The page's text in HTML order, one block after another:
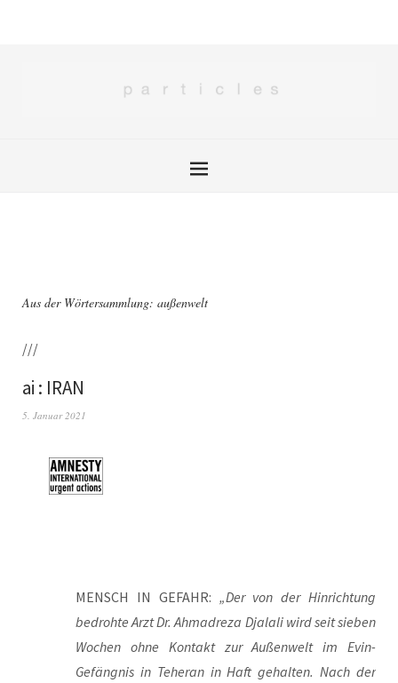
Aus der Wörtersammlung: außenwelt
///
ai : IRAN
5. Januar 2021
MENSCH IN GEFAHR: „Der von der Hin­rich­tung
bedroh­te Arzt Dr. Ahm­adre­za Dja­la­li wird seit sie­ben
Wochen ohne Kon­takt zur Außen­welt im Evin-
Gefäng­nis in Tehe­ran in Haft gehal­ten. Nach der